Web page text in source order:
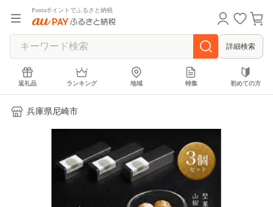
Pontaポイントでふるさと納税
詳細検索
返礼品 ランキング 地域 特集 初めての方
兵庫県尼崎市